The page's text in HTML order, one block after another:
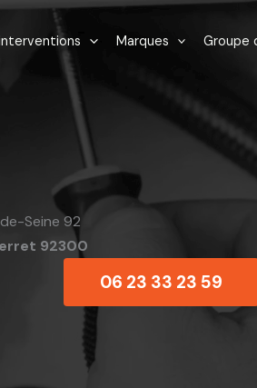
Marques Groupe
Seine 92
92300
06 23 33 23 59